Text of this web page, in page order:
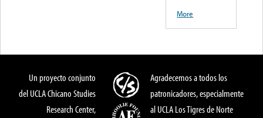
More
Un proyecto conjunto
del UCLA Chicano Studies
Research Center,
Agradecemos a todos los
patronicadores, especialmente
al UCLA Los Tigres de Norte